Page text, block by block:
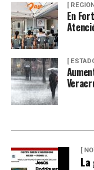
[
En
[
[